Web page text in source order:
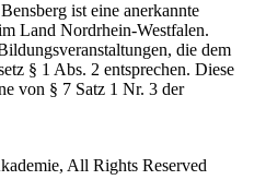
ist eine anerkannte
Land Nordrhein-Westfalen.
die dem
§ 1 Abs. 2 entsprechen. Diese
von § 7 Satz 1 Nr. 3 der
All Rights Reserved